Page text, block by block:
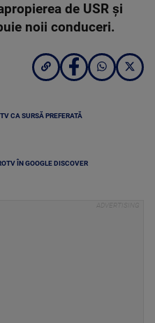
de USR şi
noii conduceri.
CA SURSĂ PREFERATĂ
ÎN GOOGLE DISCOVER